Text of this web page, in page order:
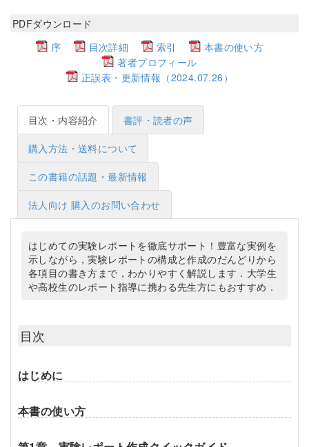
PDFダウンロード
序
目次詳細 索引
本書の使い方
著者プロフィール
正誤表・更新情報（2024.07.26）
目次・内容紹介 書評・読者の声
購入方法・送料について
この書籍の話題・最新情報
法人向け 購入のお問い合わせ
はじめての実験レポートを徹底サポート！豊富な実例を
示しながら，実験レポートの構成と作成のだんどりから
各項目の書き方まで，わかりやすく解説します．大学生
や高校生のレポート指導に携わる先生方にもおすすめ．
目次
はじめに
本書の使い方